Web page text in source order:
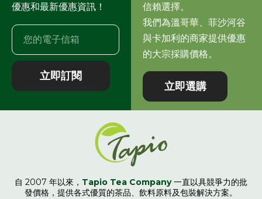
優惠和最新優惠資訊！
立即訂閱
信賴選擇。
我們為溫哥華、菲沙河谷
與卡加利的商家提供優惠
的大宗採購價格。
立即選購
自 2007 年以來， Tapio Tea Company 一直以具競爭力的批
發價格，提供各式優質的茶品、飲料原料及包裝解決方案。